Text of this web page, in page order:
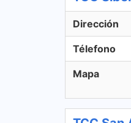
Dirección
Télefono
Mapa